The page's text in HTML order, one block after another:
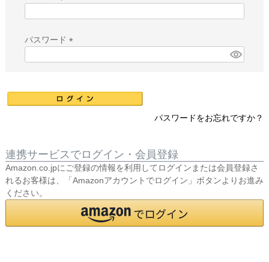
)
パスワード
)
パスワードをお忘れですか？
連携サービスでログイン・会員登録
Amazon.co.jpにご登録の情報を利用してログインまたは会員登録さ
れるお客様は、「Amazonアカウントでログイン」ボタンよりお進み
ください。